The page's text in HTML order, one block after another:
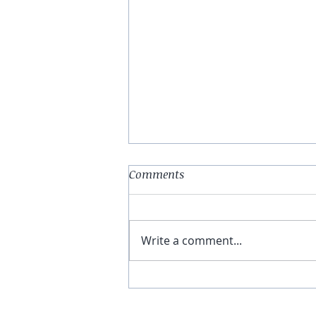
一個美好的故事
Comments
Write a comment...